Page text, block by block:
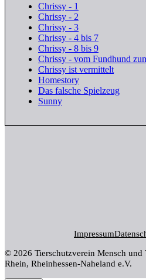
Chrissy - 1
Chrissy - 2
Chrissy - 3
Chrissy - 4 bis 7
Chrissy - 8 bis 9
Chrissy - vom Fundhund
Chrissy ist vermittelt
Homestory
Das falsche Spielzeug
Sunny
© 2026 Tierschutzverein Mensch und
Rhein, Rheinhessen-Naheland e.V.
Impressum